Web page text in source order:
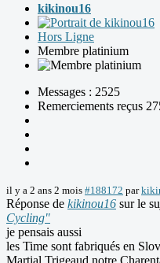
kikinou16
Hors Ligne
Membre platinium
Messages : 2525
Remerciements reçus
il y a 2 ans 2 mois #188172 par
Réponse de kikinou16 sur le
Cycling"
je pensais aussi
les Time sont fabriqués en
Martial Trigeaud notre